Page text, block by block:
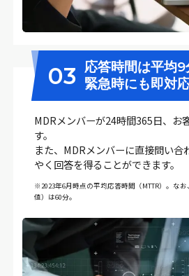
03 応答時間は平均9
緊急時にも即対
MDRメンバーが24時間365日、お
す。
また、MDRメンバーに直接問い合
やく回答を得ることができます。
※2023年6月時点の平均応答時間（MTTR）。な
値）は60分。